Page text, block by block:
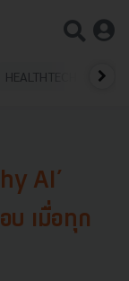
HEALTHTECH
AI’
บ เมื่อทุก